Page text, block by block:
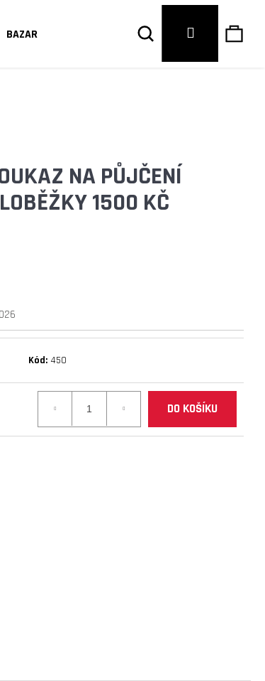
BAZAR Hledat Přihlášení
NA PŮJČENÍ
1500 KČ
Kód: 450
DO KOŠÍKU
800 facelift